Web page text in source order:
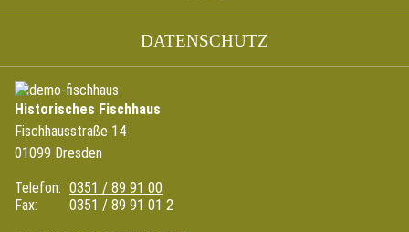
DATENSCHUTZ
Historisches Fischhaus
Fischhausstraße 14
01099 Dresden
Telefon: 0351 / 89 91 00
Fax:
0351 / 89 91 01 2